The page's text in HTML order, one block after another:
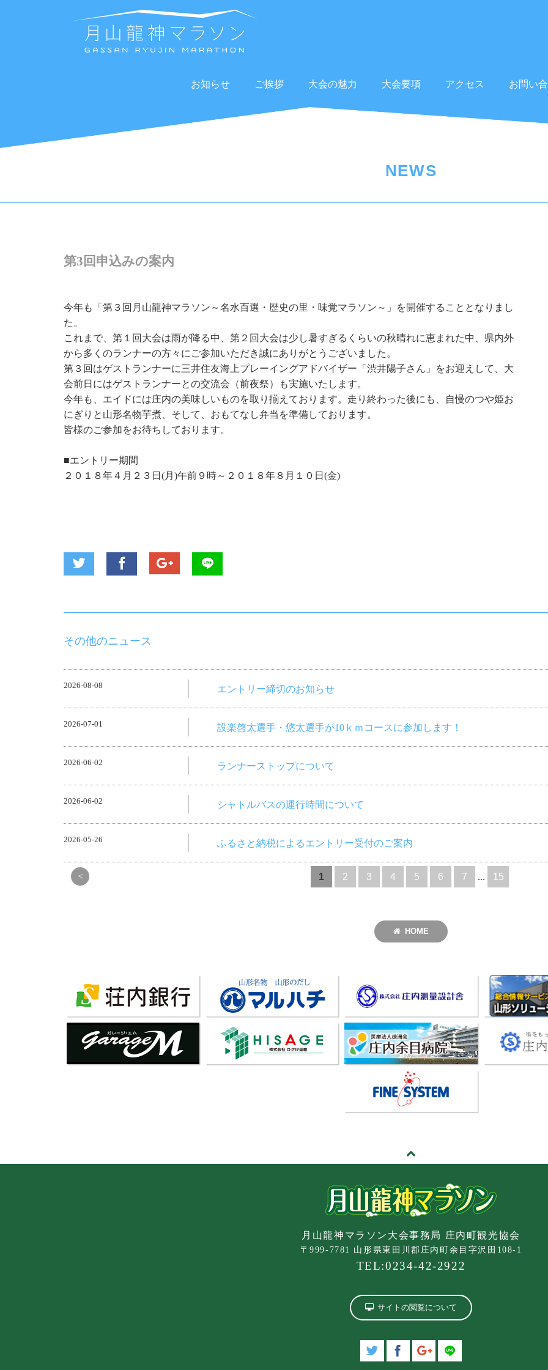
お知らせ ご挨拶 大会の魅力 大会要項 アクセス お問い
NEWS
第3回申込みの案内
今年も「第３回月山龍神マラソン～名水百選・歴史の里・味覚マラソン～」を開催することとなりまし
た。
これまで、第１回大会は雨が降る中、第２回大会は少し暑すぎるくらいの秋晴れに恵まれた中、県内外
から多くのランナーの方々にご参加いただき誠にありがとうございました。
第３回はゲストランナーに三井住友海上プレーイングアドバイザー「渋井陽子さん」をお迎えして、大
会前日にはゲストランナーとの交流会（前夜祭）も実施いたします。
今年も、エイドには庄内の美味しいものを取り揃えております。走り終わった後にも、自慢のつや姫お
にぎりと山形名物芋煮、そして、おもてなし弁当を準備しております。
皆様のご参加をお待ちしております。
■エントリー期間
２０１８年４月２３日(月)午前９時～２０１８年８月１０日(金)
その他のニュース
2026-08-08 エントリー締切のお知らせ
2026-07-01 設楽啓太選手・悠太選手が10ｋｍコースに参加します！
2026-06-02 ランナーストップについて
2026-06-02 シャトルバスの運行時間について
2026-05-26 ふるさと納税によるエントリー受付のご案内
< 1 2 3 4 5 6 7 ... 15
HOME
月山龍神マラソン大会事務局 庄内町観光協会
〒999-7781 山形県東田川郡庄内町余目字沢田108-1
TEL:0234-42-2922
サイトの閲覧について